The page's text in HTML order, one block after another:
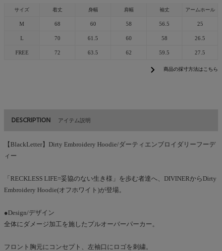
サイズ 着丈 身幅 肩幅 袖丈 アームホール
M 68 60 58 56.5 25
L 70 61.5 60 58 26.5
FREE 72 63.5 62 59.5 27.5
chevron_right 商品の採寸方法はこちら
DESCRIPTION アイテム説明
【BlackLetter】Dirty Embroidery Hoodie/ダーティエンブロイダリーフーデ
ィー
「RECKLESS LIFE=妥協のない生き様」を歩む者達へ、DIVINERからDirty
Embroidery Hoodie(オフホワイト)が登場。
●Design/デザイン
全体にダメージ加工を施したプルオーバーパーカー。
フロント胸元にコンセプト、左袖口にロゴを刺繍。